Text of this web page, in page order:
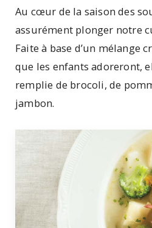
Au cœur de la saison des
assurément plonger notre
Faite à base d’un mélange
que les enfants adoreront,
remplie de brocoli, de
jambon.